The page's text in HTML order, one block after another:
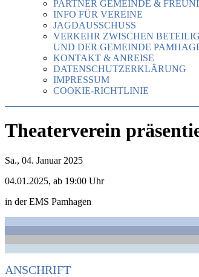
PARTNER GEMEINDE &
INFO FÜR VEREINE
JAGDAUSSCHUSS
VERKEHR ZWISCHEN
UND DER GEMEINDE
KONTAKT & ANREISE
DATENSCHUTZERKLÄRUNG
IMPRESSUM
COOKIE-RICHTLINIE
Theaterverein
Sa., 04. Januar 2025
04.01.2025, ab 19:00 Uhr
in der EMS Pamhagen
ANSCHRIFT